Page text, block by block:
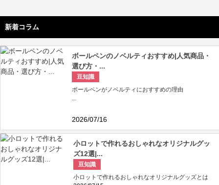
新着コラム
ボールペンのノベルティおすすめ|人気商品・
選び方・...
豆知識
ボールペンがノベルティにおすすめの理由
...
2026/07/16
小ロットで作れるおしゃれなオリジナルグッ
ズ12選|...
豆知識
小ロットで作れるおしゃれなオリジナルグッズとは